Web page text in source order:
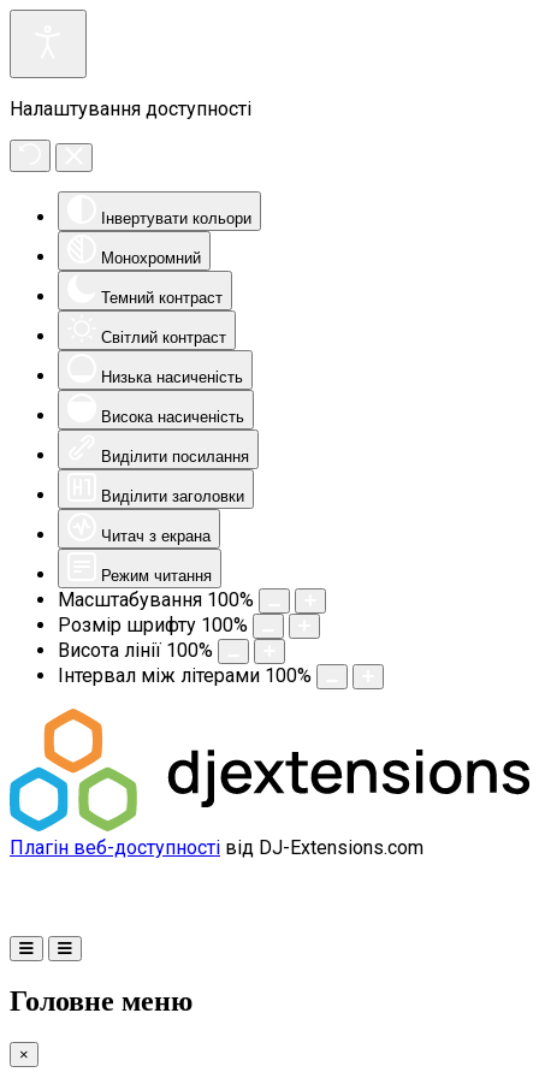
Налаштування доступності
Інвертувати кольори
Монохромний
Темний контраст
Світлий контраст
Низька насиченість
Висока насиченість
Виділити посилання
Виділити заголовки
Читач з екрана
Режим читання
Масштабування 100%
Розмір шрифту 100%
Висота лінії 100%
Інтервал між літерами 100%
Плагін веб-доступності від DJ-Extensions.com
Головне меню
×